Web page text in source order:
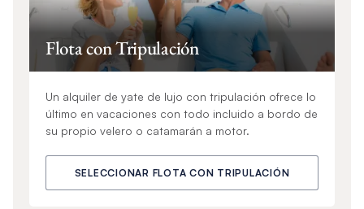
Flota con Tripulación
Un alquiler de yate de lujo con tripulación ofrece lo
último en vacaciones con todo incluido a bordo de
su propio velero o catamarán a motor.
SELECCIONAR FLOTA CON TRIPULACIÓN